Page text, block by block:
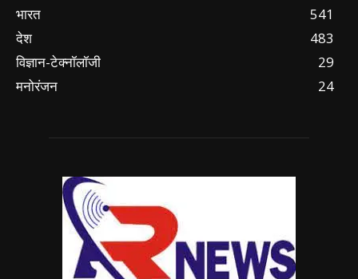
भारत
541
देश
483
विज्ञान-टेक्नॉलॉजी
29
मनोरंजन
24